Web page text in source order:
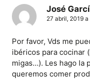
José
27 abril, 2019
Por favor, Vds me
ibéricos para cocinar
migas…). Les hago la
queremos comer